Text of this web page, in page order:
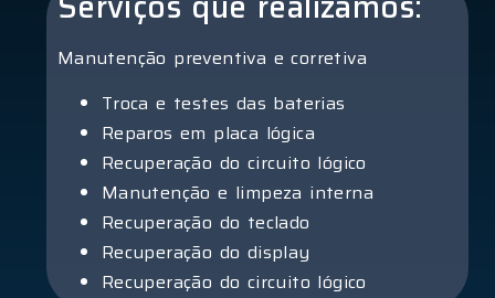
Manutenção preventiva e corretiva
Troca e testes das baterias
Reparos em placa lógica
Recuperação do circuito lógico
Manutenção e limpeza interna
Recuperação do teclado
Recuperação do display
Recuperação do circuito lógico